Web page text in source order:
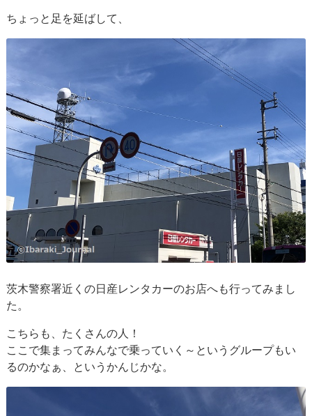
ちょっと足を延ばして、
茨木警察署近くの日産レンタカーのお店へも行ってみまし
た。
こちらも、たくさんの人！
ここで集まってみんなで乗っていく～というグループもい
るのかなぁ、というかんじかな。